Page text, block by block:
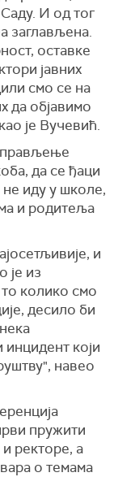
И од тог
заглављена.
оставке
јавних
смо се на
да објавимо
је Вучевић.
прављење
да се ђаци
не иду у школе,
и родитеља
и
је из
колико смо
десило би
који
навео
пружити
ректоре, а
о темама